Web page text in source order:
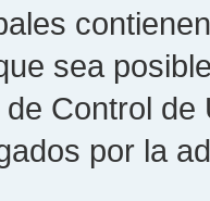
sea
Control
por la